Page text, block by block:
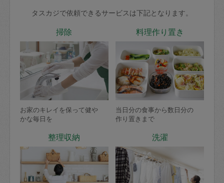
タスカジで依頼できるサービスは下記となります。
掃除
お家のキレイを保って健や
かな毎日を
料理作り置き
当日分の食事から数日分の
作り置きまで
整理収納 洗濯